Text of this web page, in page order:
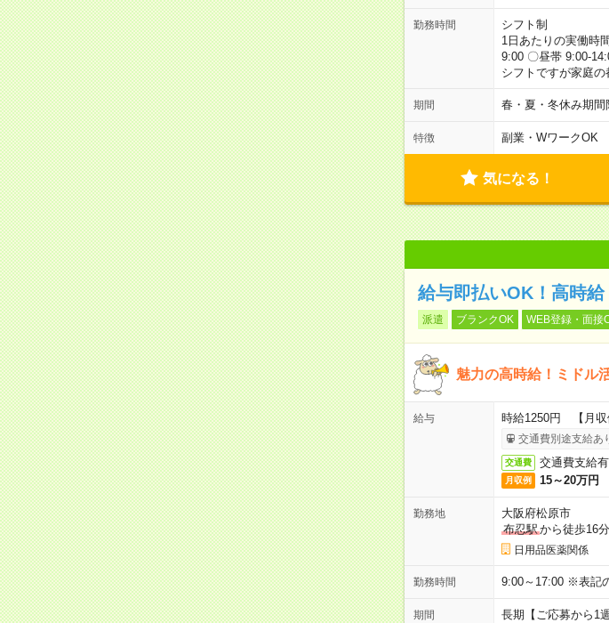
勤務時間
シフト制
1日あたりの実働時
9:00 〇昼帯 9:00-
シフトですが家庭
期間 春・夏・冬休み期間
特徴 副業・WワークOK
気になる！
給与即払いOK！高時
派遣 ブランクOK WEB登録・面接
魅力の高時給！ミドル
給与 時給1250円 【月収
交通費別途支給あ
交通費 交通費支給有
月収例 15～20万円
勤務地
大阪府松原市
布忍駅から徒歩16分
日用品医薬関係
勤務時間 9:00～17:00 ※表記
期間 長期【ご応募から1